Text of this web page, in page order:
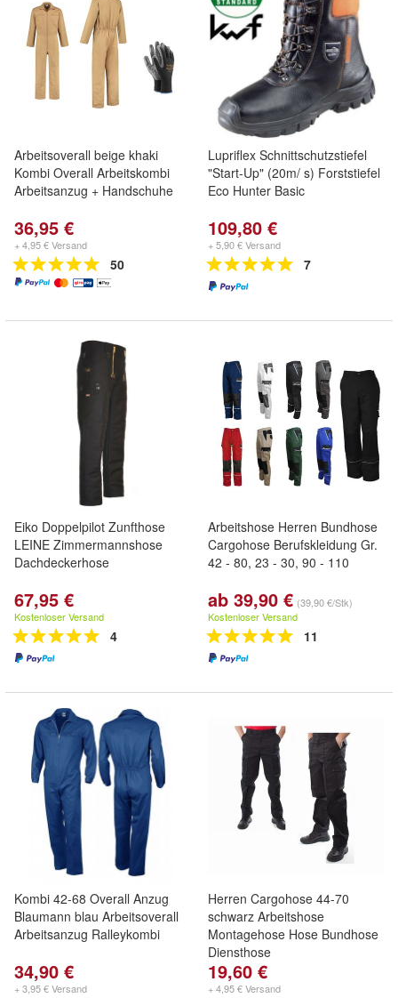
Arbeitsoverall beige khaki
Kombi Overall Arbeitskombi
Arbeitsanzug + Handschuhe
36,95 €
+ 4,95 € Versand
50
Lupriflex Schnittschutzstiefel
"Start-Up" (20m/ s) Forststiefel
Eco Hunter Basic
109,80 €
+ 5,90 € Versand
7
Eiko Doppelpilot Zunfthose
LEINE Zimmermannshose
Dachdeckerhose
67,95 €
Kostenloser Versand
4
Arbeitshose Herren Bundhose
Cargohose Berufskleidung Gr.
42 - 80, 23 - 30, 90 - 110
ab 39,90 € (39,90 €/Stk)
Kostenloser Versand
11
Kombi 42-68 Overall Anzug
Blaumann blau Arbeitsoverall
Arbeitsanzug Ralleykombi
34,90 €
+ 3,95 € Versand
Herren Cargohose 44-70
schwarz Arbeitshose
Montagehose Hose Bundhose
Diensthose
19,60 €
+ 4,95 € Versand